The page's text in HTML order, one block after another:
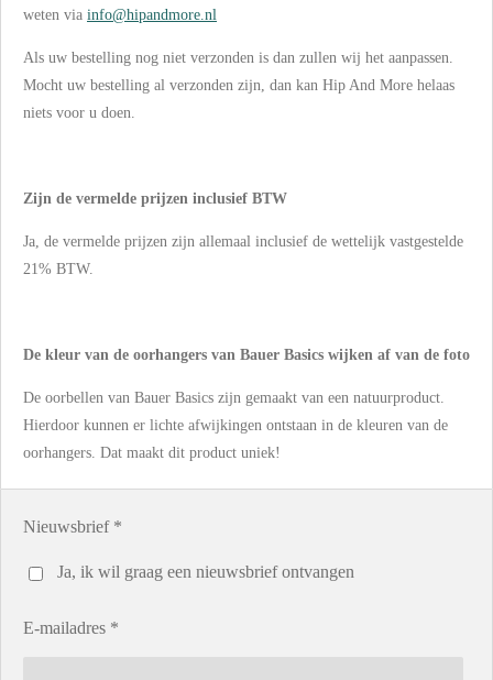
weten via info@hipandmore.nl
Als uw bestelling nog niet verzonden is dan zullen wij het aanpassen.
Mocht uw bestelling al verzonden zijn, dan kan Hip And More helaas
niets voor u doen.
Zijn de vermelde prijzen inclusief BTW
Ja, de vermelde prijzen zijn allemaal inclusief de wettelijk vastgestelde
21% BTW.
De kleur van de oorhangers van Bauer Basics wijken af van de foto
De oorbellen van Bauer Basics zijn gemaakt van een natuurproduct.
Hierdoor kunnen er lichte afwijkingen ontstaan in de kleuren van de
oorhangers. Dat maakt dit product uniek!
Nieuwsbrief *
Ja, ik wil graag een nieuwsbrief ontvangen
E-mailadres *